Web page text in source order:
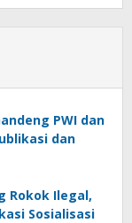
PWI dan
dan
Rokok Ilegal,
Sosialisasi